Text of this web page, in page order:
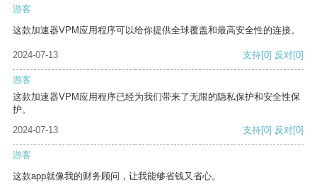
游客
这款加速器VPM应用程序可以给你提供全球覆盖和最高安全性的连接。
2024-07-13 支持[0] 反对[0]
游客
这款加速器VPM应用程序已经为我们带来了无限的隐私保护和安全性保
护。
2024-07-13
支持[0] 反对[0]
游客
这款app就像我的财务顾问，让我能够省钱又省心。